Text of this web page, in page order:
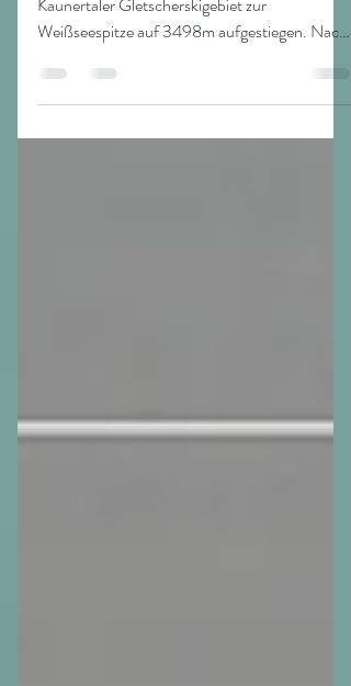
Schon öfters bin ich im Winter vom
Kaunertaler Gletscherskigebiet zur
Weißseespitze auf 3498m aufgestiegen. Nach